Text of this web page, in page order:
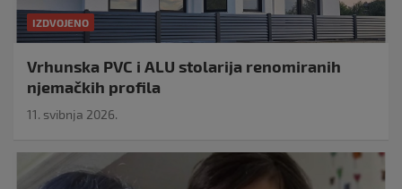
IZDVOJENO
Vrhunska PVC i ALU stolarija renomiranih
njemačkih profila
11. svibnja 2026.